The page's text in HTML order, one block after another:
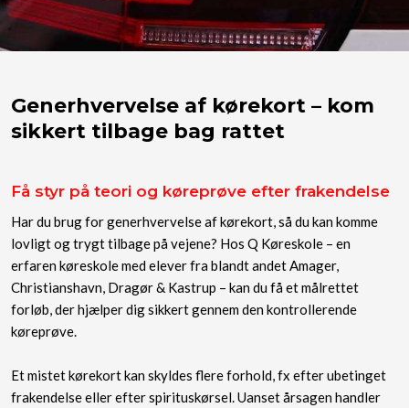
​Generhvervelse af kørekort – kom
sikkert tilbage bag rattet
Få styr på teori og køreprøve efter frakendelse
Har du brug for generhvervelse af kørekort, så du kan komme
lovligt og trygt tilbage på vejene? Hos Q Køreskole – en
erfaren køreskole med elever fra blandt andet Amager,
Christianshavn, Dragør & Kastrup – kan du få et målrettet
forløb, der hjælper dig sikkert gennem den kontrollerende
køreprøve.
Et mistet kørekort kan skyldes flere forhold, fx efter ubetinget
frakendelse eller efter spirituskørsel. Uanset årsagen handler